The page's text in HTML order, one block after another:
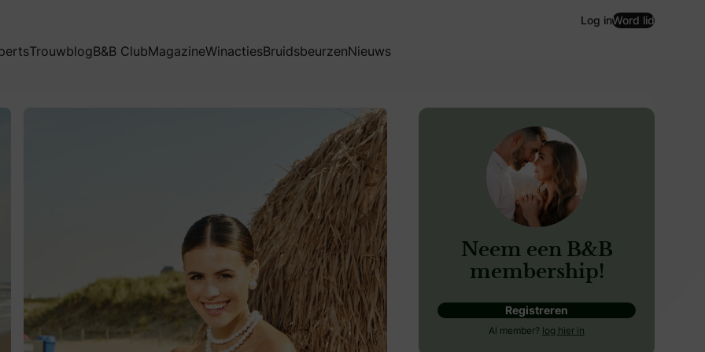
Log inWord lid
TrouwblogB&B ClubMagazineWinactiesBruidsbeurzenNieuws
Neem een B&B
membership!
Registreren
Al member? log hier in